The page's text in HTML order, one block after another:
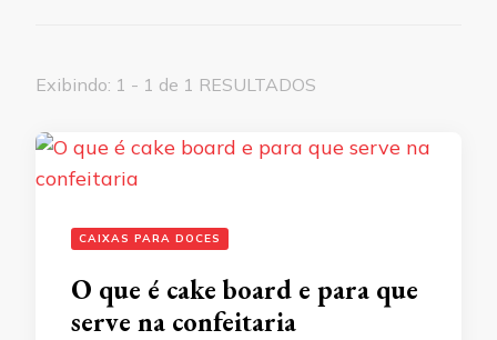
Exibindo: 1 - 1 de 1 RESULTADOS
CAIXAS PARA DOCES
O que é cake board e para que
serve na confeitaria